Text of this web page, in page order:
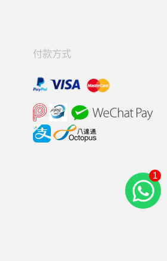
付款方式
1